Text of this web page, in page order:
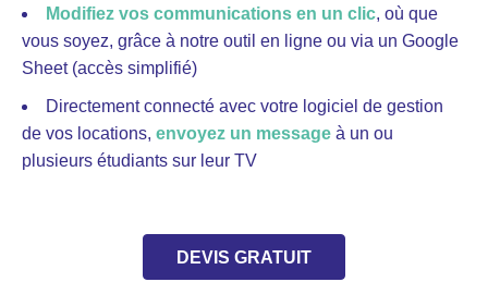
Modifiez vos communications en un clic, où que
vous soyez, grâce à notre outil en ligne ou via un Google
Sheet (accès simplifié)
Directement connecté avec votre logiciel de gestion
de vos locations, envoyez un message à un ou
plusieurs étudiants sur leur TV
DEVIS GRATUIT